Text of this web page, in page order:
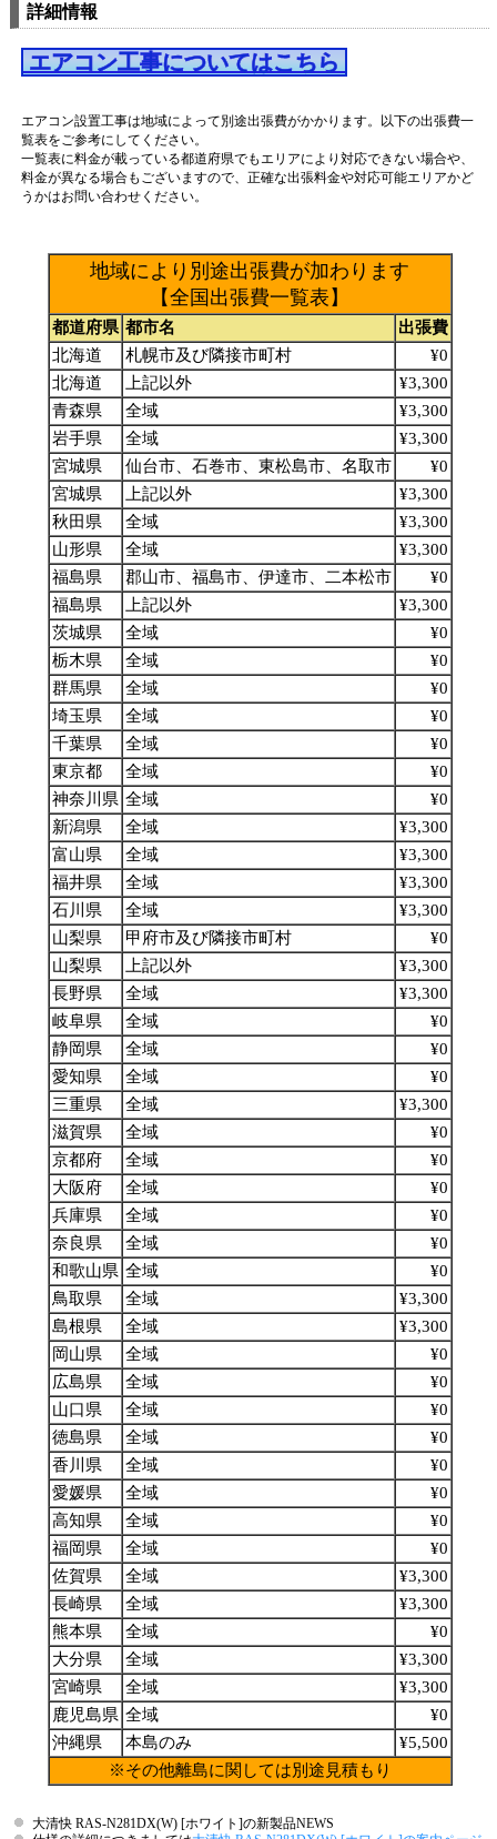
詳細情報
エアコン工事についてはこちら
エアコン設置工事は地域によって別途出張費がかかります。以下の出張費一
覧表をご参考にしてください。
一覧表に料金が載っている都道府県でもエリアにより対応できない場合や、
料金が異なる場合もございますので、正確な出張料金や対応可能エリアかど
うかはお問い合わせください。
地域により別途出張費が加わります
【全国出張費一覧表】
都道府県 都市名
出張費
北海道
札幌市及び隣接市町村
¥0
北海道
上記以外
¥3,300
青森県
全域
¥3,300
岩手県
全域
¥3,300
宮城県
仙台市、石巻市、東松島市、名取市
¥0
宮城県
上記以外
¥3,300
秋田県
全域
¥3,300
山形県
全域
¥3,300
福島県
郡山市、福島市、伊達市、二本松市
¥0
福島県
上記以外
¥3,300
茨城県
全域
¥0
栃木県
全域
¥0
群馬県
全域
¥0
埼玉県
全域
¥0
千葉県
全域
¥0
東京都
全域
¥0
神奈川県 全域
¥0
新潟県
全域
¥3,300
富山県
全域
¥3,300
福井県
全域
¥3,300
石川県
全域
¥3,300
山梨県
甲府市及び隣接市町村
¥0
山梨県
上記以外
¥3,300
長野県
全域
¥3,300
岐阜県
全域
¥0
静岡県
全域
¥0
愛知県
全域
¥0
三重県
全域
¥3,300
滋賀県
全域
¥0
京都府
全域
¥0
大阪府
全域
¥0
兵庫県
全域
¥0
奈良県
全域
¥0
和歌山県 全域
¥0
鳥取県
全域
¥3,300
島根県
全域
¥3,300
岡山県
全域
¥0
広島県
全域
¥0
山口県
全域
¥0
徳島県
全域
¥0
香川県
全域
¥0
愛媛県
全域
¥0
高知県
全域
¥0
福岡県
全域
¥0
佐賀県
全域
¥3,300
長崎県
全域
¥3,300
熊本県
全域
¥0
大分県
全域
¥3,300
宮崎県
全域
¥3,300
鹿児島県 全域
¥0
沖縄県
本島のみ
¥5,500
※その他離島に関しては別途見積もり
大清快 RAS-N281DX(W) [ホワイト]の新製品NEWS